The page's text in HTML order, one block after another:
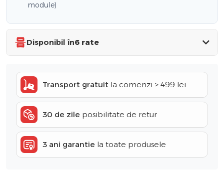
module)
Disponibil în6 rate
Transport gratuit la comenzi > 499 lei
30 de zile posibilitate de retur
3 ani garantie la toate produsele